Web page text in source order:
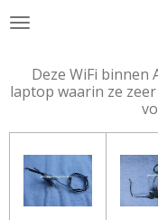
Ga
de
hoofdinhoud
Deze WiFi
laptop waarin ze